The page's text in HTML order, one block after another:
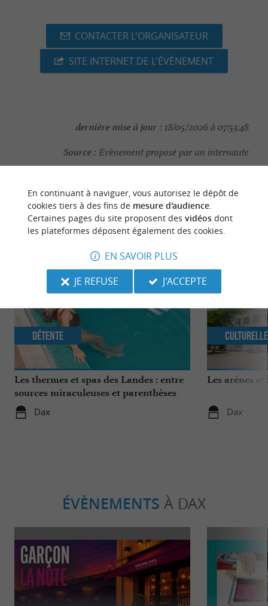
CONTACTER L'ORGANISATEUR
SITE INTERNET DE L'ÉVÈNEMENT
dernière mise à jour : 18/05/2026 à 07:53:48
Source : Evènement proposé par un internaute
NOUS AVONS TESTÉPOUR VOUS
Les thermes et spas des Landes : entre
sources miraculeuses et parenthèses
bien-être
Dax
Détente
Les arènes
Dax
Culturelle
ÉVÈNEMENTS À DAX
En continuant à naviguer, vous autorisez le dépôt de
cookies tiers à des fins de mesure d'audience.
Certaines pages du site proposent des vidéosdont
les plateformes déposent également des cookies.
EN SAVOIR PLUS
JE REFUSE
J'ACCEPTE